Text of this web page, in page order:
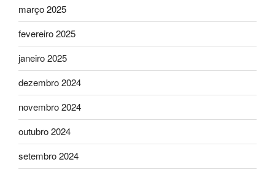
março 2025
fevereiro 2025
janeiro 2025
dezembro 2024
novembro 2024
outubro 2024
setembro 2024